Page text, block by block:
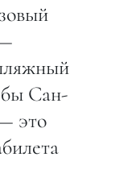
Сан-
это